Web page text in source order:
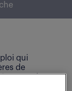
qui
de
une alerte